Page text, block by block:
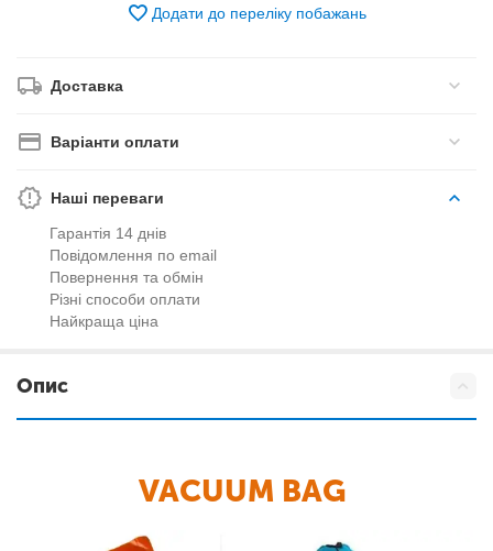
Додати до переліку побажань
Доставка
Варіанти оплати
Наші переваги
Гарантія 14 днів
Повідомлення по email
Повернення та обмін
Різні способи оплати
Найкраща ціна
Опис
VACUUM BAG